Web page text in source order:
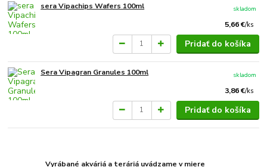
sera Vipachips Wafers 100ml
5,66 €/ks
skladom
Pridať do košíka
Sera Vipagran Granules 100ml
3,86 €/ks
skladom
Pridať do košíka
Vyrábané akváriá a teráriá uvádzame v miere